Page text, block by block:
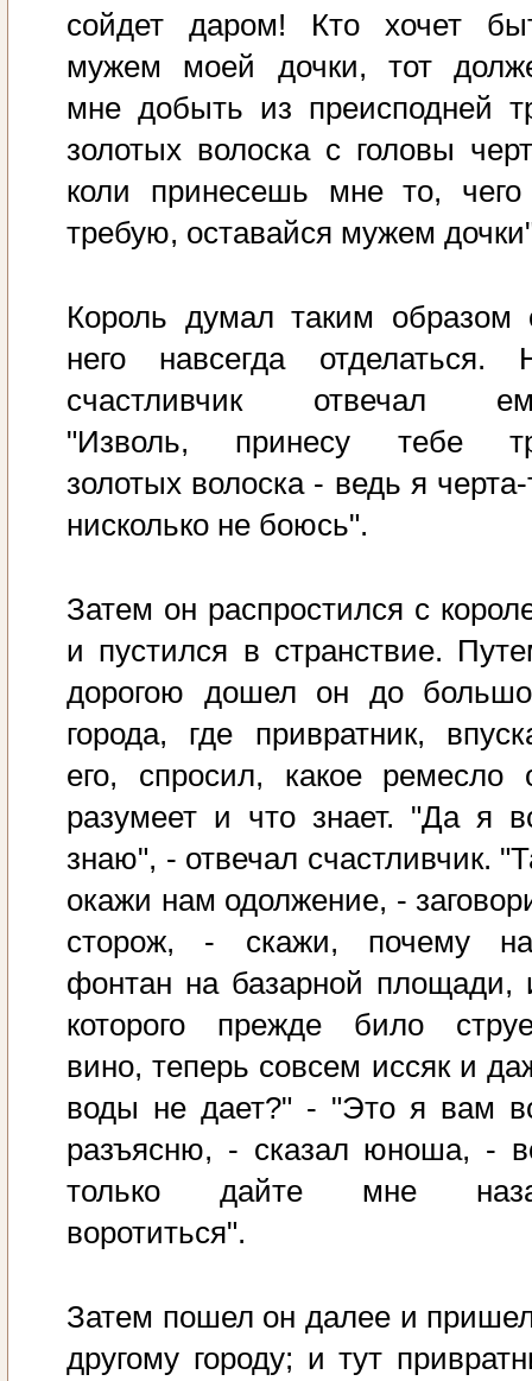
сойдет даром! Кто хочет
мужем моей дочки, тот
мне добыть из преисподней
золотых волоска с головы
коли принесешь мне то,
требую, оставайся мужем
Король думал таким образом
него навсегда отделаться.
счастливчик отвечал
"Изволь, принесу тебе
золотых волоска - ведь я черта-
нисколько не боюсь".
Затем он распростился с
и пустился в странствие.
дорогою дошел он до
города, где привратник,
его, спросил, какое ремесло
разумеет и что знает. "Да я
знаю", - отвечал счастливчик.
окажи нам одолжение, -
сторож, - скажи, почему
фонтан на базарной площади,
которого прежде било
вино, теперь совсем иссяк и
воды не дает?" - "Это я вам
разъясню, - сказал юноша, -
только дайте мне
воротиться".
Затем пошел он далее и
другому городу; и тут